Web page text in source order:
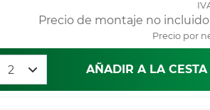
Precio de montaje no incluido
Precio por
AÑADIR A LA CESTA